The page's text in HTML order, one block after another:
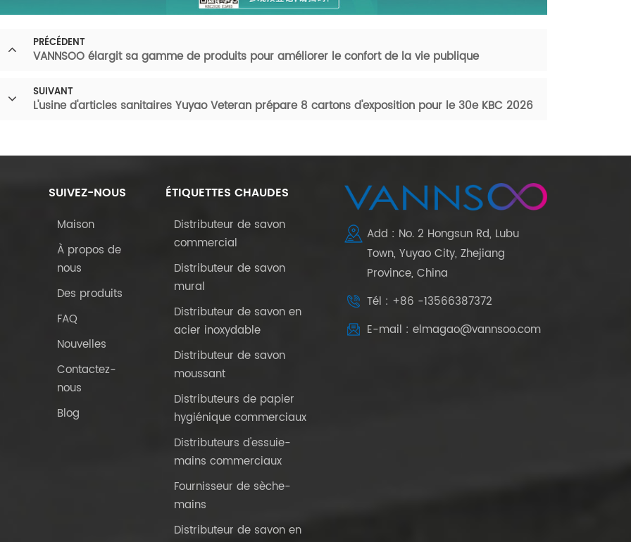
PRÉCÉDENT
VANNSOO élargit sa gamme de produits pour améliorer le confort de la vie publique
SUIVANT
L'usine d'articles sanitaires Yuyao Veteran prépare 8 cartons d'exposition pour le 30e KBC 2026
SUIVEZ-NOUS
Maison
À propos de
nous
Des produits
FAQ
Nouvelles
Contactez-
nous
Blog
ÉTIQUETTES CHAUDES
Distributeur de savon
commercial
Distributeur de savon
mural
Distributeur de savon en
acier inoxydable
Distributeur de savon
moussant
Distributeurs de papier
hygiénique commerciaux
Distributeurs d'essuie-
mains commerciaux
Fournisseur de sèche-
mains
Distributeur de savon en
Add : No. 2 Hongsun Rd, Lubu
Town, Yuyao City, Zhejiang
Province, China
Tél : +86 -13566387372
E-mail : elmagao@vannsoo.com